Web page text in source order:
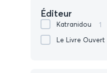
Éditeur
Katranidou 1
Le Livre Ouvert